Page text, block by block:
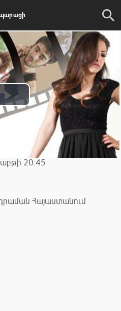
20:45
Հայաստանում